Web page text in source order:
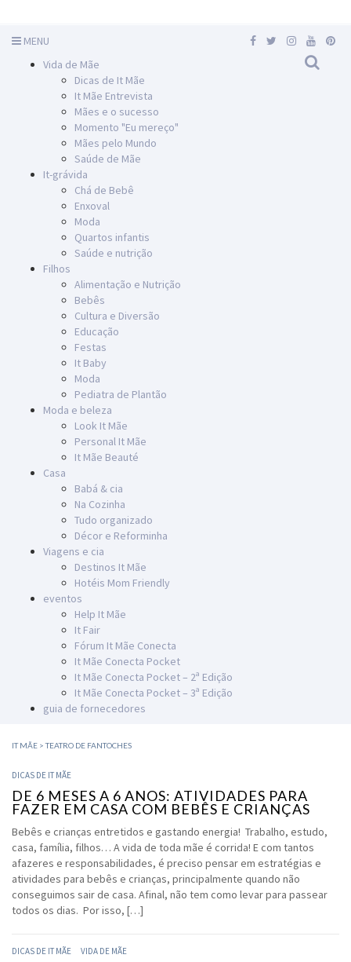
MENU
Vida de Mãe
Dicas de It Mãe
It Mãe Entrevista
Mães e o sucesso
Momento "Eu mereço"
Mães pelo Mundo
Saúde de Mãe
It-grávida
Chá de Bebê
Enxoval
Moda
Quartos infantis
Saúde e nutrição
Filhos
Alimentação e Nutrição
Bebês
Cultura e Diversão
Educação
Festas
It Baby
Moda
Pediatra de Plantão
Moda e beleza
Look It Mãe
Personal It Mãe
It Mãe Beauté
Casa
Babá & cia
Na Cozinha
Tudo organizado
Décor e Reforminha
Viagens e cia
Destinos It Mãe
Hotéis Mom Friendly
eventos
Help It Mãe
It Fair
Fórum It Mãe Conecta
It Mãe Conecta Pocket
It Mãe Conecta Pocket – 2ª Edição
It Mãe Conecta Pocket – 3ª Edição
guia de fornecedores
IT MÃE >TEATRO DE FANTOCHES
DICAS DE IT MÃE
DE 6 MESES A 6 ANOS: ATIVIDADES PARA
FAZER EM CASA COM BEBÊS E CRIANÇAS
Bebês e crianças entretidos e gastando energia! Trabalho, estudo,
casa, família, filhos… A vida de toda mãe é corrida! E com tantos
afazeres e responsabilidades, é preciso pensar em estratégias e
atividades para bebês e crianças, principalmente quando não
conseguimos sair de casa. Afinal, não tem como levar para passear
todos os dias. Por isso, […]
DICAS DE IT MÃE VIDA DE MÃE